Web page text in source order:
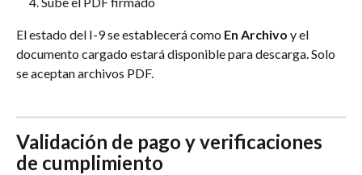
El estado del I-9 se establecerá como En Archivo y el
documento cargado estará disponible para descarga. Solo
se aceptan archivos PDF.
Validación de pago y verificaciones
de cumplimiento